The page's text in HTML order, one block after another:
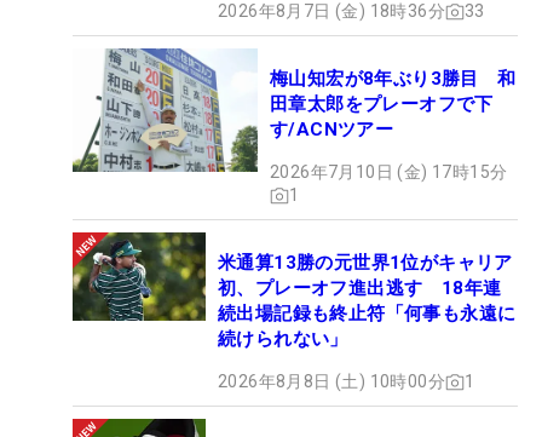
2026年8月7日 (金) 18時36分 33
梅山知宏が8年ぶり3勝目 和
田章太郎をプレーオフで下
す/ACNツアー
2026年7月10日 (金) 17時15分
1
米通算13勝の元世界1位がキャリア
初、プレーオフ進出逃す 18年連
続出場記録も終止符「何事も永遠に
続けられない」
2026年8月8日 (土) 10時00分 1